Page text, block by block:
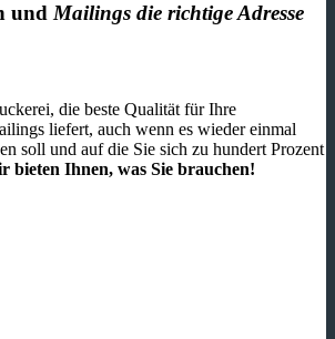
und Mailings die richtige Adresse
die beste ­Qualität für Ihre
liefert, auch wenn es wieder einmal
soll und auf die Sie sich zu hundert Prozent
bieten Ihnen, was Sie brauchen!